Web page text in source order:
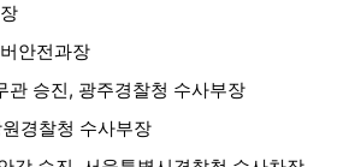
안전과장
관 승진, 광주경찰청 수사부장
경찰청 수사부장